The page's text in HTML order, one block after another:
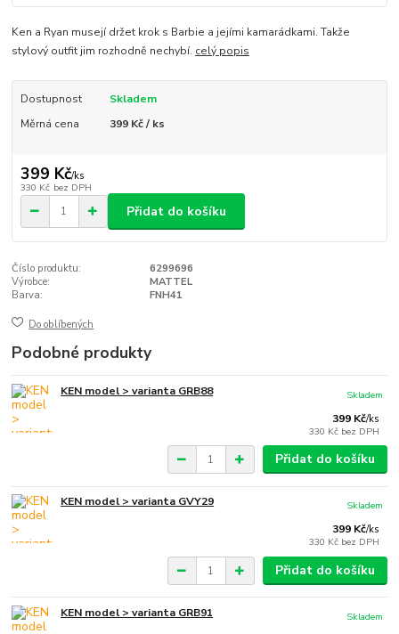
Ken a Ryan musejí držet krok s Barbie a jejími kamarádkami. Takže
stylový outfit jim rozhodně nechybí. celý popis
Dostupnost
Skladem
Měrná cena
399 Kč / ks
399 Kč/ks
330 Kč bez DPH
Přidat do košíku
Číslo produktu:
6299696
Výrobce:
MATTEL
Barva:
FNH41
Do oblíbených
Podobné produkty
KEN model > varianta GRB88
399 Kč/ks
330 Kč bez DPH
Skladem
Přidat do košíku
KEN model > varianta GVY29
399 Kč/ks
330 Kč bez DPH
Skladem
Přidat do košíku
KEN model > varianta GRB91
Skladem